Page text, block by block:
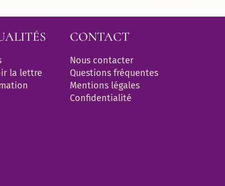
la lettre
CONTACT
Nous contacter
Questions fréquentes
Mentions légales
Confidentialité